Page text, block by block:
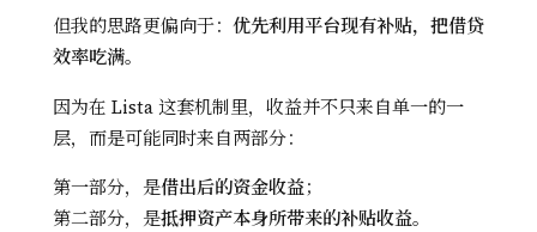
但我的思路更偏向于： 优先利用平台现有补贴，把借贷
效率吃满。
因为在 Lista 这套机制里，收益并不只来自单一的一
层，而是可能同时来自两部分：
第一部分，是借出后的资金收益；
第二部分，是抵押资产本身所带来的补贴收益。